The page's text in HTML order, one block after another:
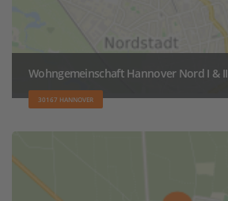
Wohngemeinschaft Hannover Nord I & II
30167 HANNOVER